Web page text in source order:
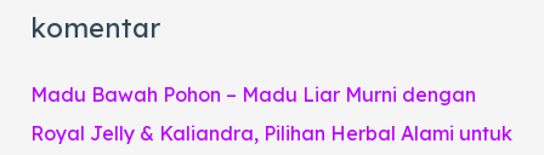
r
h
f
komentar
Madu Bawah Pohon – Madu Liar Murni dengan
Royal Jelly & Kaliandra, Pilihan Herbal Alami untuk